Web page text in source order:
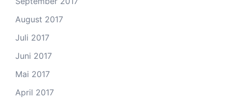
August 2017
Juli 2017
Juni 2017
Mai 2017
April 2017